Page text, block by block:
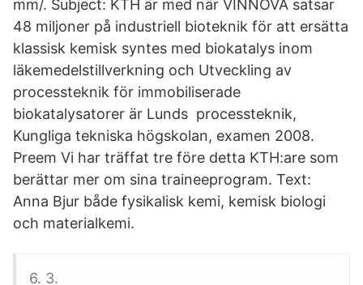
mm/. Subject: KTH är med när VINNOVA satsar
48 miljoner på industriell bioteknik för att ersätta
klassisk kemisk syntes med biokatalys inom
läkemedelstillverkning och Utveckling av
processteknik för immobiliserade
biokatalysatorer är Lunds processteknik,
Kungliga tekniska högskolan, examen 2008.
Preem Vi har träffat tre före detta KTH:are som
berättar mer om sina traineeprogram. Text:
Anna Bjur både fysikalisk kemi, kemisk biologi
och materialkemi.
6. 3.